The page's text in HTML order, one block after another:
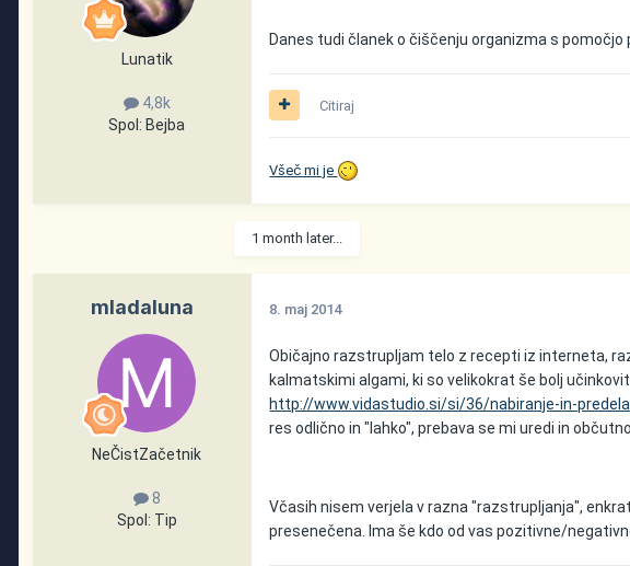
Lunatik
4,8k
Spol: Bejba
Danes tudi članek o čiščenju organizma s pomočjo
Citiraj
Všeč mi je
1 month later...
mladaluna
NeČistZačetnik
8
Spol: Tip
8. maj 2014
Običajno razstrupljam telo z recepti iz interneta,
kalmatskimi algami, ki so velikokrat še bolj
http://www.vidastudio.si/si/36/nabiranje-in-
res odlično in "lahko", prebava se mi uredi in
Včasih nisem verjela v razna "razstrupljanja",
presenečena. Ima še kdo od vas pozitivne/